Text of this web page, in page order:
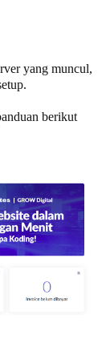
yang muncul,
berikut